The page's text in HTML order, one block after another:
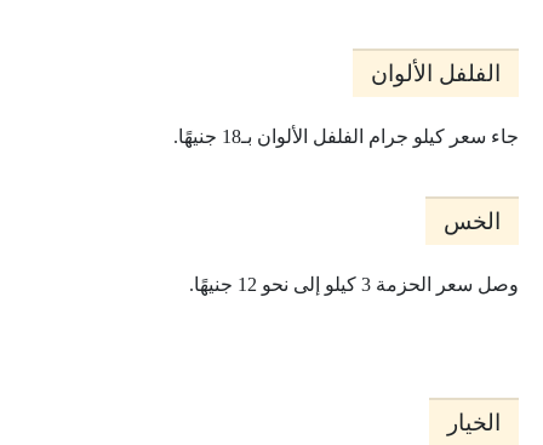
الفلفل الألوان
جاء سعر كيلو جرام الفلفل الألوان بـ18 جنيهًا.
الخس
وصل سعر الحزمة 3 كيلو إلى نحو 12 جنيهًا.
الخيار